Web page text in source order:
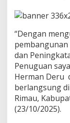
“Dengan
dan
Penuguan
Herman Deru
berlangsung
Rimau,
(23/10/2025).